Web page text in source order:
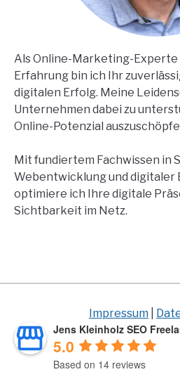
Als Online-Marketing-Experte
Erfahrung bin ich Ihr
digitalen Erfolg. Meine
Unternehmen dabei zu
Online-Potenzial
Mit fundiertem Fachwissen in
Webentwicklung und
optimiere ich Ihre digitale
Sichtbarkeit im Netz.
Impressum
Jens Kleinholz SEO
5.0
Based on 14 reviews